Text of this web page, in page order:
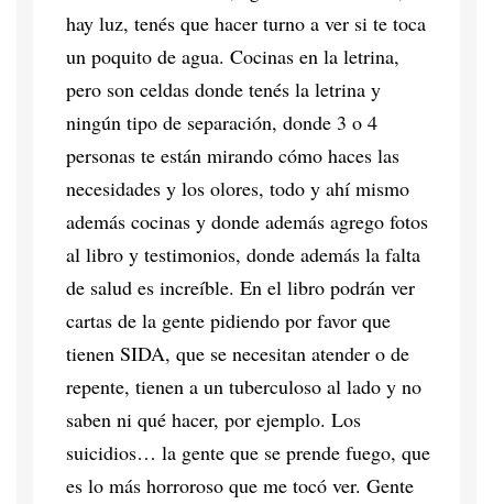
hay luz, tenés que hacer turno a ver si te toca
un poquito de agua. Cocinas en la letrina,
pero son celdas donde tenés la letrina y
ningún tipo de separación, donde 3 o 4
personas te están mirando cómo haces las
necesidades y los olores, todo y ahí mismo
además cocinas y donde además agrego fotos
al libro y testimonios, donde además la falta
de salud es increíble. En el libro podrán ver
cartas de la gente pidiendo por favor que
tienen SIDA, que se necesitan atender o de
repente, tienen a un tuberculoso al lado y no
saben ni qué hacer, por ejemplo. Los
suicidios… la gente que se prende fuego, que
es lo más horroroso que me tocó ver. Gente